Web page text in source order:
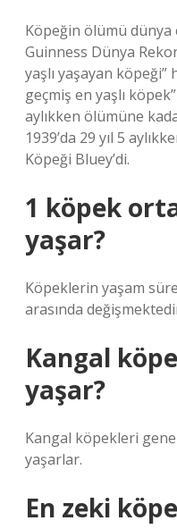
Köpeğin ölümü dünya
Guinness Dünya
yaşlı yaşayan köpeği”
geçmiş en yaşlı
aylıkken ölümüne
1939’da 29 yıl 5
Köpeği Bluey’di.
1 köpek
yaşar?
Köpeklerin yaşam
arasında
Kangal
yaşar?
Kangal köpekleri
yaşarlar.
En zeki